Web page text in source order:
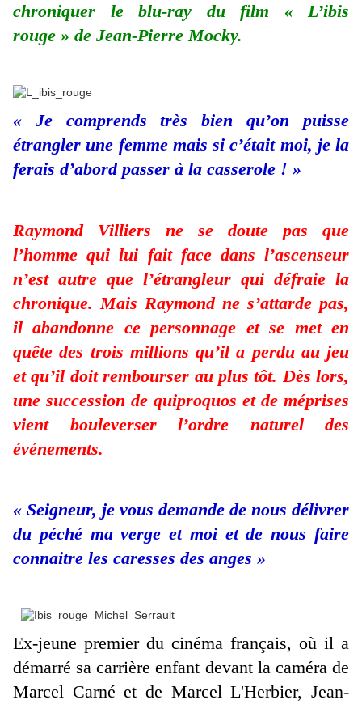
chroniquer le blu-ray du film « L’ibis
rouge » de Jean-Pierre Mocky.
« Je comprends très bien qu’on puisse
étrangler une femme mais si c’était moi, je la
ferais d’abord passer à la casserole ! »
Raymond Villiers ne se doute pas que
l’homme qui lui fait face dans l’ascenseur
n’est autre que l’étrangleur qui défraie la
chronique. Mais Raymond ne s’attarde pas,
il abandonne ce personnage et se met en
quête des trois millions qu’il a perdu au jeu
et qu’il doit rembourser au plus tôt. Dès lors,
une succession de quiproquos et de méprises
vient bouleverser l’ordre naturel des
événements.
« Seigneur, je vous demande de nous délivrer
du péché ma verge et moi et de nous faire
connaitre les caresses des anges »
Ex-jeune premier du cinéma français, où il a
démarré sa carrière enfant devant la caméra de
Marcel Carné et de Marcel L'Herbier, Jean-